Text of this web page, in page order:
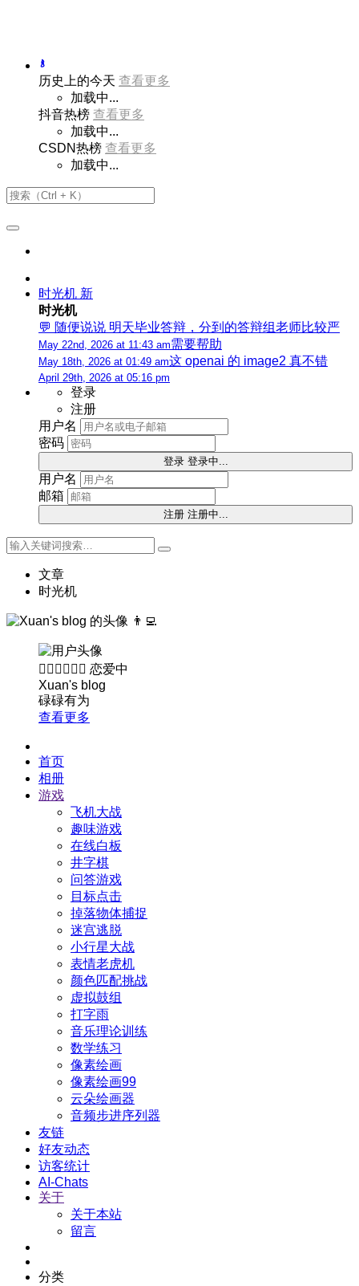
历史上的今天 查看更多
加载中...
抖音热榜 查看更多
加载中...
CSDN热榜 查看更多
加载中...
时光机 新
时光机
💬 随便说说 明天毕业答辩，分到的答辩组老师比较严
May 22nd, 2026 at 11:43 am需要帮助
May 18th, 2026 at 01:49 am这 openai 的 image2 真不错
April 29th, 2026 at 05:16 pm
登录
注册
用户名
密码
登录 登录中...
用户名
邮箱
注册 注册中...
文章
时光机
👨‍💻
👨🏻‍❤️‍💋‍👩🏻 恋爱中
Xuan's blog
碌碌有为
查看更多
首页
相册
游戏
飞机大战
趣味游戏
在线白板
井字棋
问答游戏
目标点击
掉落物体捕捉
迷宫逃脱
小行星大战
表情老虎机
颜色匹配挑战
虚拟鼓组
打字雨
音乐理论训练
数学练习
像素绘画
像素绘画99
云朵绘画器
音频步进序列器
友链
好友动态
访客统计
AI-Chats
关于
关于本站
留言
分类